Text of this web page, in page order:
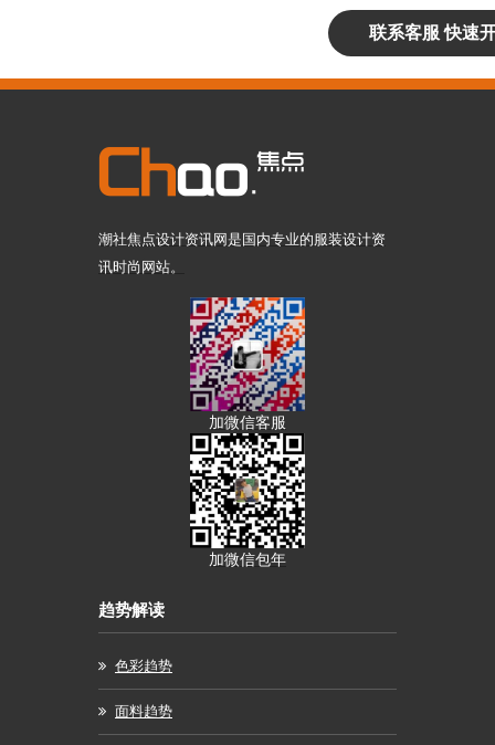
联系客服 快速
潮社焦点设计资讯网是国内专业的服装设计资
讯时尚网站。
加微信客服
加微信包年
趋势解读
色彩趋势
面料趋势